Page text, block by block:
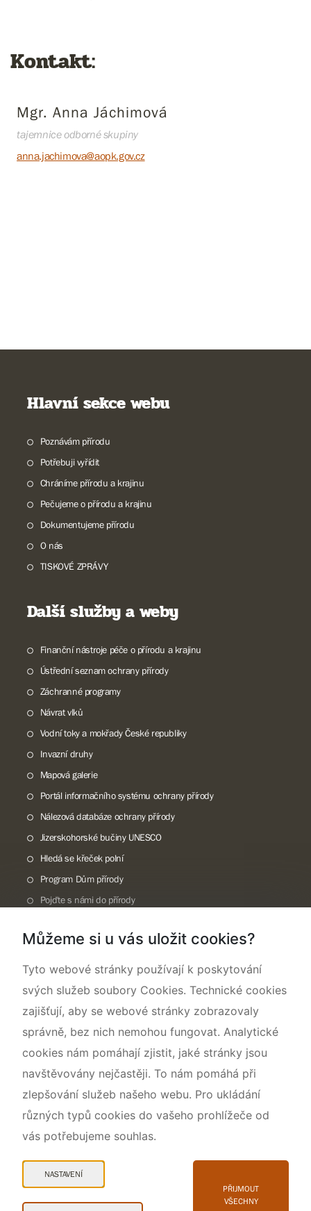
Kontakt:
Mgr. Anna Jáchimová
tajemnice odborné skupiny
anna.jachimova@aopk.gov.cz
Hlavní sekce webu
Poznávám přírodu
Potřebuji vyřídit
Chráníme přírodu a krajinu
Pečujeme o přírodu a krajinu
Dokumentujeme přírodu
O nás
TISKOVÉ ZPRÁVY
Další služby a weby
Finanční nástroje péče o přírodu a krajinu
Ústřední seznam ochrany přírody
Záchranné programy
Návrat vlků
Vodní toky a mokřady České republiky
Invazní druhy
Mapová galerie
Portál informačního systému ochrany přírody
Nálezová databáze ochrany přírody
Jizerskohorské bučiny UNESCO
Hledá se křeček polní
Program Dům přírody
Pojďte s námi do přírody
Rok CHKO pod záštitou České komise pro UNESCO
Snadné čtení
Můžeme si u vás uložit cookies?
Tyto webové stránky používají k poskytování
svých služeb soubory Cookies. Technické cookies
zajišťují, aby se webové stránky zobrazovaly
správně, bez nich nemohou fungovat. Analytické
cookies nám pomáhají zjistit, jaké stránky jsou
navštěvovány nejčastěji. To nám pomáhá při
zlepšování služeb našeho webu. Pro ukládání
různých typů cookies do vašeho prohlížeče od
vás potřebujeme souhlas.
NASTAVENÍ
PŘIJMOUT
VŠECHNY